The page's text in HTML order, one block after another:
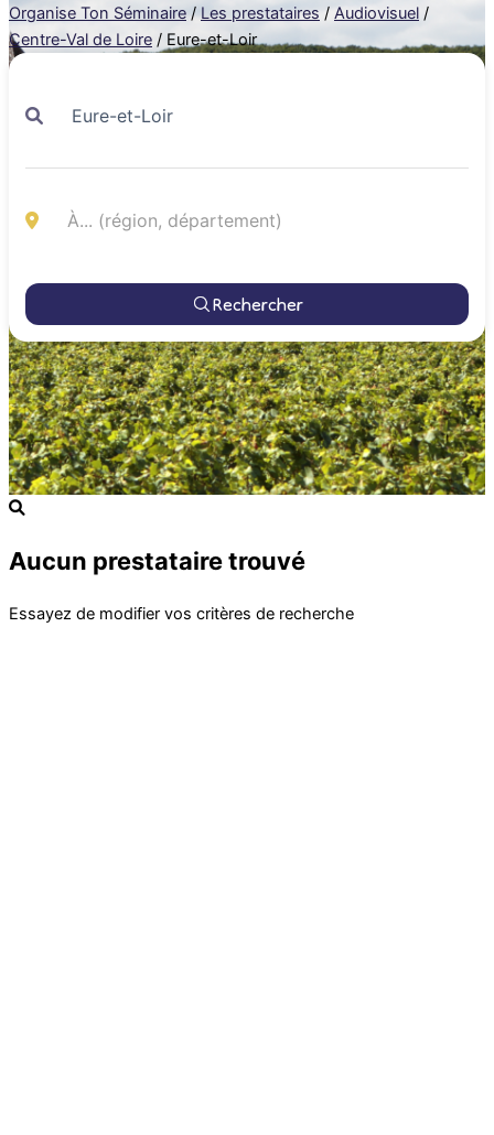
Organise Ton Séminaire / Les prestataires / Audiovisuel /
Centre-Val de Loire / Eure-et-Loir
Rechercher
Aucun prestataire trouvé
Essayez de modifier vos critères de recherche